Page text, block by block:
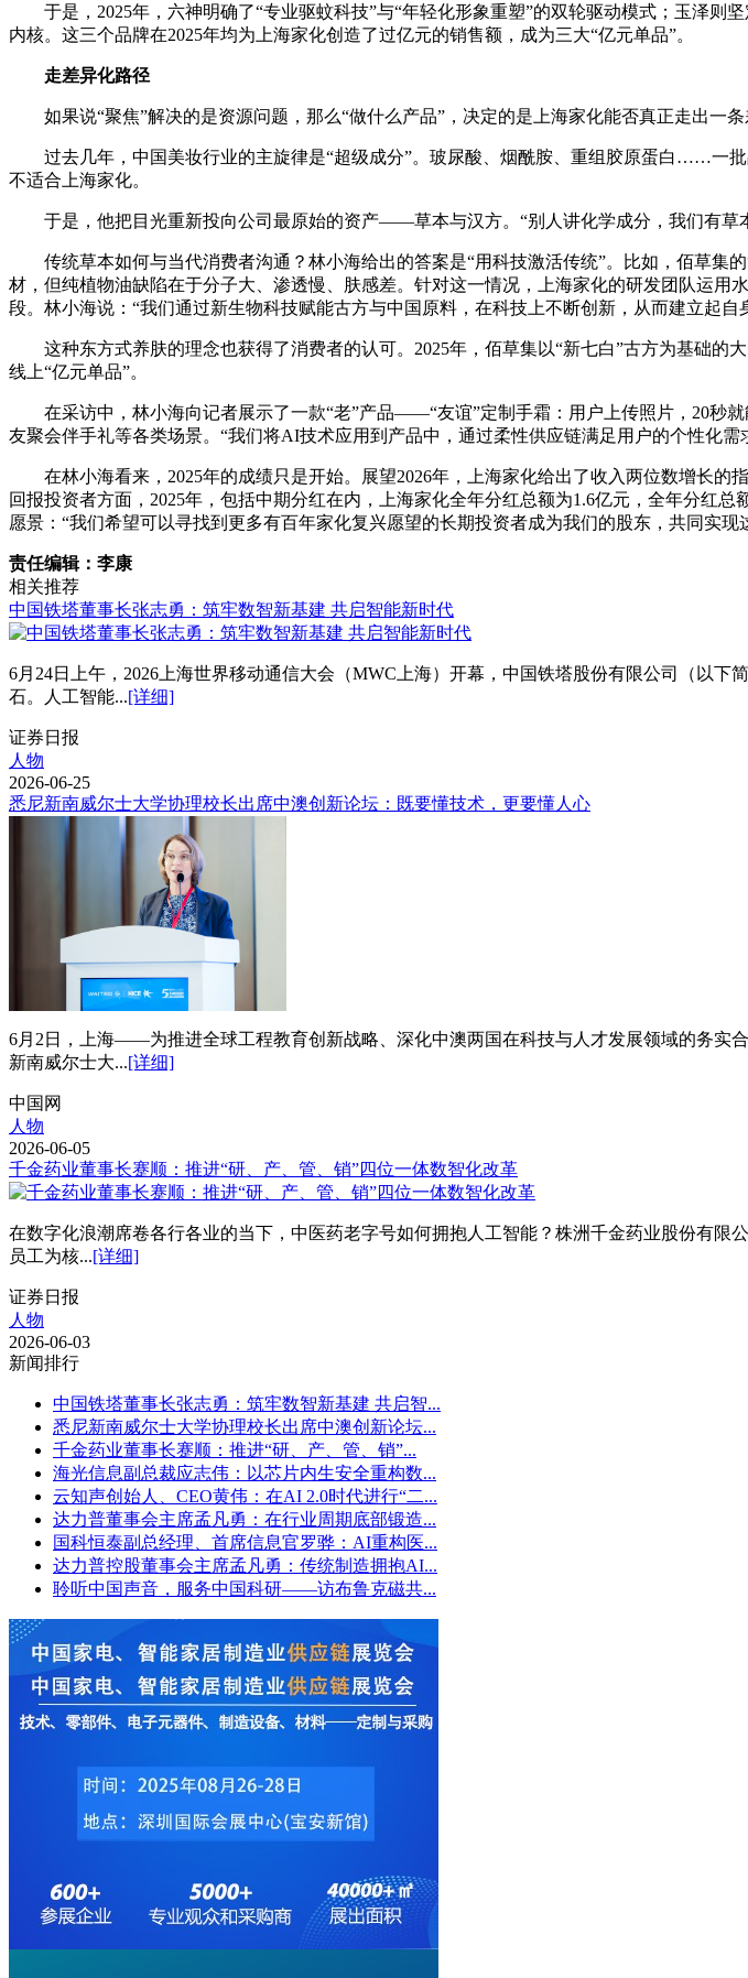
于是，2025年，六神明确了“专业驱蚊科技”与“年轻化形象重塑”的双轮驱动模式；玉泽
内核。这三个品牌在2025年均为上海家化创造了过亿元的销售额，成为三大“亿元单品”。
走差异化路径
如果说“聚焦”解决的是资源问题，那么“做什么产品”，决定的是上海家化能否真正走出一条
过去几年，中国美妆行业的主旋律是“超级成分”。玻尿酸、烟酰胺、重组胶原蛋白……一
不适合上海家化。
于是，他把目光重新投向公司最原始的资产——草本与汉方。“别人讲化学成分，我们有草
传统草本如何与当代消费者沟通？林小海给出的答案是“用科技激活传统”。比如，佰草
材，但纯植物油缺陷在于分子大、渗透慢、肤感差。针对这一情况，上海家化的研发团队运
段。林小海说：“我们通过新生物科技赋能古方与中国原料，在科技上不断创新，从而建立起自
这种东方式养肤的理念也获得了消费者的认可。2025年，佰草集以“新七白”古方为基础
线上“亿元单品”。
在采访中，林小海向记者展示了一款“老”产品——“友谊”定制手霜：用户上传照片，20秒
友聚会伴手礼等各类场景。“我们将AI技术应用到产品中，通过柔性供应链满足用户的个性化
在林小海看来，2025年的成绩只是开始。展望2026年，上海家化给出了收入两位数增长
回报投资者方面，2025年，包括中期分红在内，上海家化全年分红总额为1.6亿元，全年分红
愿景：“我们希望可以寻找到更多有百年家化复兴愿望的长期投资者成为我们的股东，共同实现
责任编辑：李康
相关推荐
中国铁塔董事长张志勇：筑牢数智新基建 共启智能新时代
6月24日上午，2026上海世界移动通信大会（MWC上海）开幕，中国铁塔股份有限公司（以
石。人工智能...[详细]
证券日报
人物
2026-06-25
悉尼新南威尔士大学协理校长出席中澳创新论坛：既要懂技术，更要懂人心
6月2日，上海——为推进全球工程教育创新战略、深化中澳两国在科技与人才发展领域的务实
新南威尔士大...[详细]
中国网
人物
2026-06-05
千金药业董事长蹇顺：推进“研、产、管、销”四位一体数智化改革
在数字化浪潮席卷各行各业的当下，中医药老字号如何拥抱人工智能？株洲千金药业股份有
员工为核...[详细]
证券日报
人物
2026-06-03
新闻排行
中国铁塔董事长张志勇：筑牢数智新基建 共启智...
悉尼新南威尔士大学协理校长出席中澳创新论坛...
千金药业董事长蹇顺：推进“研、产、管、销”...
海光信息副总裁应志伟：以芯片内生安全重构数...
云知声创始人、CEO黄伟：在AI 2.0时代进行“二...
达力普董事会主席孟凡勇：在行业周期底部锻造...
国科恒泰副总经理、首席信息官罗骅：AI重构医...
达力普控股董事会主席孟凡勇：传统制造拥抱AI...
聆听中国声音，服务中国科研——访布鲁克磁共...